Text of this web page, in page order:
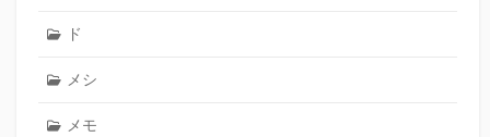
ド
メシ
メモ